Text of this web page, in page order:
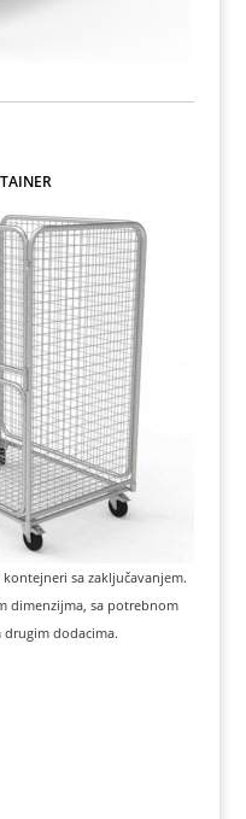
sa zaključavanjem.
dimenzijma, sa potrebnom
dodacima.